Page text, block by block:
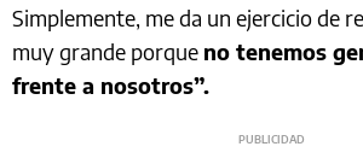
Simplemente, me da un ejercicio de
muy grande porque no tenemos
frente a nosotros”.